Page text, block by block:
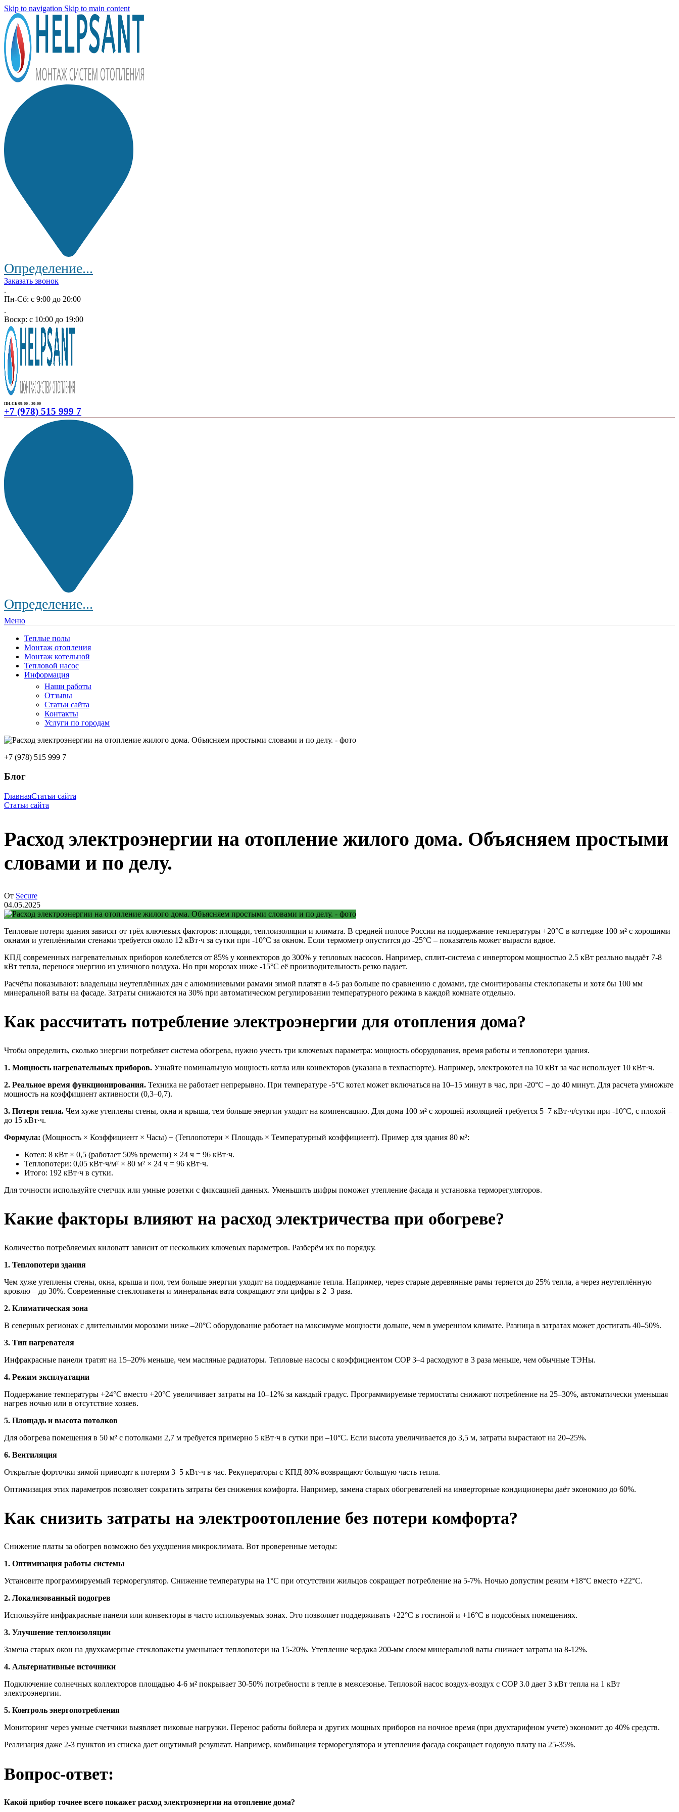
Skip to navigation Skip to main content
Определение...
Заказать звонок
.
Пн-Сб: с 9:00 до 20:00
.
Воскр: с 10:00 до 19:00
ПН-СБ 09:00 - 20:00
+7 (978) 515 999 7
Определение...
Меню
Теплые полы
Монтаж отопления
Монтаж котельной
Тепловой насос
Информация
Наши работы
Отзывы
Статьи сайта
Контакты
Услуги по городам
+7 (978) 515 999 7
Блог
ГлавнаяСтатьи сайта
Статьи сайта
Расход электроэнергии на отопление жилого дома. Объясняем простыми
словами и по делу.
От Secure
04.05.2025
Тепловые потери здания зависят от трёх ключевых факторов: площади, теплоизоляции и климата. В средней полосе России на поддержание температуры +20°C в коттедже 100 м² с хорошими
окнами и утеплёнными стенами требуется около 12 кВт·ч за сутки при -10°C за окном. Если термометр опустится до -25°C – показатель может вырасти вдвое.
КПД современных нагревательных приборов колеблется от 85% у конвекторов до 300% у тепловых насосов. Например, сплит-система с инвертором мощностью 2.5 кВт реально выдаёт 7-8
кВт тепла, перенося энергию из уличного воздуха. Но при морозах ниже -15°C её производительность резко падает.
Расчёты показывают: владельцы неутеплённых дач с алюминиевыми рамами зимой платят в 4-5 раз больше по сравнению с домами, где смонтированы стеклопакеты и хотя бы 100 мм
минеральной ваты на фасаде. Затраты снижаются на 30% при автоматическом регулировании температурного режима в каждой комнате отдельно.
Как рассчитать потребление электроэнергии для отопления дома?
Чтобы определить, сколько энергии потребляет система обогрева, нужно учесть три ключевых параметра: мощность оборудования, время работы и теплопотери здания.
1. Мощность нагревательных приборов. Узнайте номинальную мощность котла или конвекторов (указана в техпаспорте). Например, электрокотел на 10 кВт за час использует 10 кВт·ч.
2. Реальное время функционирования. Техника не работает непрерывно. При температуре -5°C котел может включаться на 10–15 минут в час, при -20°C – до 40 минут. Для расчета умножьте
мощность на коэффициент активности (0,3–0,7).
3. Потери тепла. Чем хуже утеплены стены, окна и крыша, тем больше энергии уходит на компенсацию. Для дома 100 м² с хорошей изоляцией требуется 5–7 кВт·ч/сутки при -10°C, с плохой –
до 15 кВт·ч.
Формула: (Мощность × Коэффициент × Часы) + (Теплопотери × Площадь × Температурный коэффициент). Пример для здания 80 м²:
Котел: 8 кВт × 0,5 (работает 50% времени) × 24 ч = 96 кВт·ч.
Теплопотери: 0,05 кВт·ч/м² × 80 м² × 24 ч = 96 кВт·ч.
Итого: 192 кВт·ч в сутки.
Для точности используйте счетчик или умные розетки с фиксацией данных. Уменьшить цифры поможет утепление фасада и установка терморегуляторов.
Какие факторы влияют на расход электричества при обогреве?
Количество потребляемых киловатт зависит от нескольких ключевых параметров. Разберём их по порядку.
1. Теплопотери здания
Чем хуже утеплены стены, окна, крыша и пол, тем больше энергии уходит на поддержание тепла. Например, через старые деревянные рамы теряется до 25% тепла, а через неутеплённую
кровлю – до 30%. Современные стеклопакеты и минеральная вата сокращают эти цифры в 2–3 раза.
2. Климатическая зона
В северных регионах с длительными морозами ниже –20°C оборудование работает на максимуме мощности дольше, чем в умеренном климате. Разница в затратах может достигать 40–50%.
3. Тип нагревателя
Инфракрасные панели тратят на 15–20% меньше, чем масляные радиаторы. Тепловые насосы с коэффициентом COP 3–4 расходуют в 3 раза меньше, чем обычные ТЭНы.
4. Режим эксплуатации
Поддержание температуры +24°C вместо +20°C увеличивает затраты на 10–12% за каждый градус. Программируемые термостаты снижают потребление на 25–30%, автоматически уменьшая
нагрев ночью или в отсутствие хозяев.
5. Площадь и высота потолков
Для обогрева помещения в 50 м² с потолками 2,7 м требуется примерно 5 кВт·ч в сутки при –10°C. Если высота увеличивается до 3,5 м, затраты вырастают на 20–25%.
6. Вентиляция
Открытые форточки зимой приводят к потерям 3–5 кВт·ч в час. Рекуператоры с КПД 80% возвращают большую часть тепла.
Оптимизация этих параметров позволяет сократить затраты без снижения комфорта. Например, замена старых обогревателей на инверторные кондиционеры даёт экономию до 60%.
Как снизить затраты на электроотопление без потери комфорта?
Снижение платы за обогрев возможно без ухудшения микроклимата. Вот проверенные методы:
1. Оптимизация работы системы
Установите программируемый терморегулятор. Снижение температуры на 1°C при отсутствии жильцов сокращает потребление на 5-7%. Ночью допустим режим +18°C вместо +22°C.
2. Локализованный подогрев
Используйте инфракрасные панели или конвекторы в часто используемых зонах. Это позволяет поддерживать +22°C в гостиной и +16°C в подсобных помещениях.
3. Улучшение теплоизоляции
Замена старых окон на двухкамерные стеклопакеты уменьшает теплопотери на 15-20%. Утепление чердака 200-мм слоем минеральной ваты снижает затраты на 8-12%.
4. Альтернативные источники
Подключение солнечных коллекторов площадью 4-6 м² покрывает 30-50% потребности в тепле в межсезонье. Тепловой насос воздух-воздух с COP 3.0 дает 3 кВт тепла на 1 кВт
электроэнергии.
5. Контроль энергопотребления
Мониторинг через умные счетчики выявляет пиковые нагрузки. Перенос работы бойлера и других мощных приборов на ночное время (при двухтарифном учете) экономит до 40% средств.
Реализация даже 2-3 пунктов из списка дает ощутимый результат. Например, комбинация терморегулятора и утепления фасада сокращает годовую плату на 25-35%.
Вопрос-ответ:
Какой прибор точнее всего покажет расход электроэнергии на отопление дома?